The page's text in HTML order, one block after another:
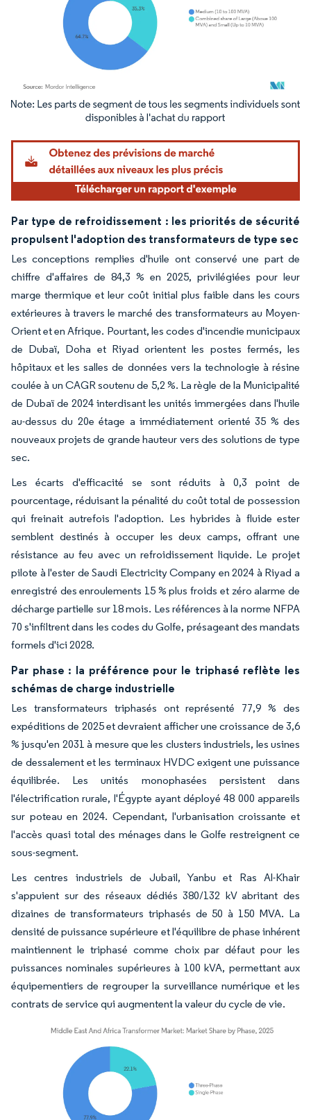
Image © Mordor Intelligence. La réutilisation nécessite une attribution sous CC BY
Par type de refroidissement : les priorités de sécurité
propulsent l'adoption des transformateurs de type sec
Les conceptions remplies d'huile ont conservé une part de
chiffre d'affaires de 84,3 % en 2025, privilégiées pour leur
marge thermique et leur coût initial plus faible dans les cours
extérieures à travers le marché des transformateurs au Moyen-
Orient et en Afrique. Pourtant, les codes d'incendie municipaux
de Dubaï, Doha et Riyad orientent les postes fermés, les
hôpitaux et les salles de données vers la technologie à résine
coulée à un CAGR soutenu de 5,2 %. La règle de la Municipalité
de Dubaï de 2024 interdisant les unités immergées dans l'huile
au-dessus du 20e étage a immédiatement orienté 35 % des
nouveaux projets de grande hauteur vers des solutions de type
sec.
Les écarts d'efficacité se sont réduits à 0,3 point de
pourcentage, réduisant la pénalité du coût total de possession
qui freinait autrefois l'adoption. Les hybrides à fluide ester
semblent destinés à occuper les deux camps, offrant une
résistance au feu avec un refroidissement liquide. Le projet
pilote à l'ester de Saudi Electricity Company en 2024 à Riyad a
enregistré des enroulements 15 % plus froids et zéro alarme de
décharge partielle sur 18 mois. Les références à la norme NFPA
70 s'infiltrent dans les codes du Golfe, présageant des mandats
formels d'ici 2028.
Par phase : la préférence pour le triphasé reflète les
schémas de charge industrielle
Les transformateurs triphasés ont représenté 77,9 % des
expéditions de 2025 et devraient afficher une croissance de 3,6
% jusqu'en 2031 à mesure que les clusters industriels, les usines
de dessalement et les terminaux HVDC exigent une puissance
équilibrée. Les unités monophasées persistent dans
l'électrification rurale, l'Égypte ayant déployé 48 000 appareils
sur poteau en 2024. Cependant, l'urbanisation croissante et
l'accès quasi total des ménages dans le Golfe restreignent ce
sous-segment.
Les centres industriels de Jubail, Yanbu et Ras Al-Khair
s'appuient sur des réseaux dédiés 380/132 kV abritant des
dizaines de transformateurs triphasés de 50 à 150 MVA. La
densité de puissance supérieure et l'équilibre de phase inhérent
maintiennent le triphasé comme choix par défaut pour les
puissances nominales supérieures à 100 kVA, permettant aux
équipementiers de regrouper la surveillance numérique et les
contrats de service qui augmentent la valeur du cycle de vie.